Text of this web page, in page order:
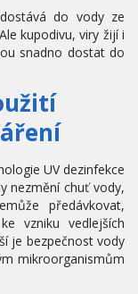
do vody ze
kupodivu, viry žijí i
snadno dostat do
UV dezinfekce
nezmění chuť vody,
předávkovat,
vzniku vedlejších
je bezpečnost vody
mikroorganismům